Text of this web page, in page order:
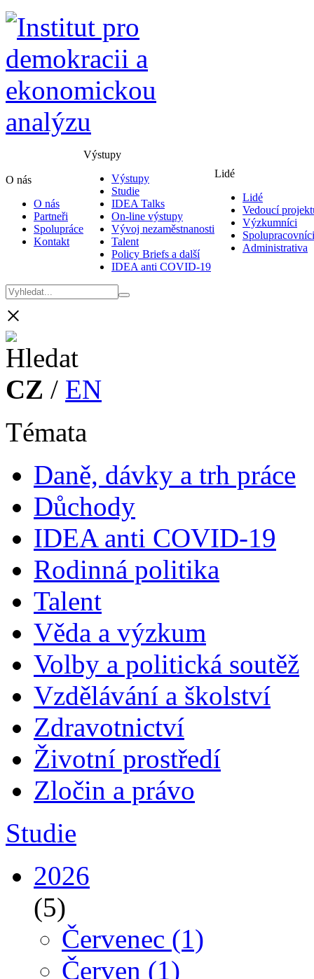
O nás
O nás
Partneři
Spolupráce
Kontakt
Výstupy
Výstupy
Studie
IDEA Talks
On-line výstupy
Vývoj nezaměstnanosti
Talent
Policy Briefs a další
IDEA anti COVID-19
Lidé
Lidé
Vedoucí
Výzkumníci
Spolupracovníci
Administrativa
×
CZ / EN
Témata
Daně, dávky a trh práce
Důchody
IDEA anti COVID-19
Rodinná politika
Talent
Věda a výzkum
Volby a politická soutěž
Vzdělávání a školství
Zdravotnictví
Životní prostředí
Zločin a právo
Studie
2026
(5)
Červenec (1)
Červen (1)